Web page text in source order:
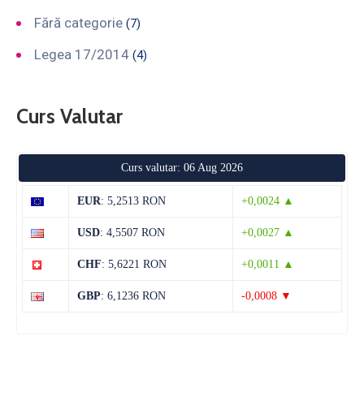
Fără categorie (7)
Legea 17/2014 (4)
Curs Valutar
Curs valutar: 06 Aug 2026
EUR: 5,2513 RON +0,0024 ▲
USD: 4,5507 RON +0,0027 ▲
CHF: 5,6221 RON +0,0011 ▲
GBP: 6,1236 RON -0,0008 ▼